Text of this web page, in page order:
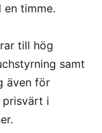
timme.
till hög
samt
även för
prisvärt i